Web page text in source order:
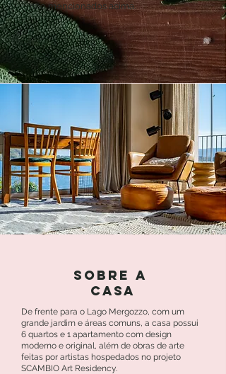
não mencionados acima.
sobre a
casa
De frente para o Lago Mergozzo, com um
grande jardim e áreas comuns, a casa possui
6 quartos e 1 apartamento com design
moderno e original, além de obras de arte
feitas por artistas hospedados no projeto
SCAMBIO Art Residency.